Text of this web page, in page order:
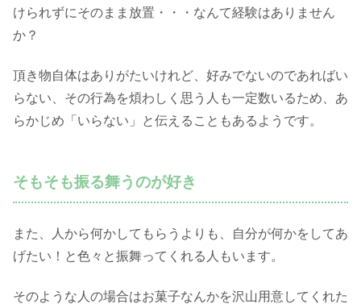
けられずにそのまま放置・・・なんて経験はありません
か？
頂き物自体はありがたいけれど、好みでないのであればい
らない、その行為を煩わしく思う人も一定数いるため、あ
らかじめ「いらない」と伝えることもあるようです。
そもそも振る舞うのが好き
また、人から何かしてもらうよりも、自分が何かをしてあ
げたい！と色々と振舞ってくれる人もいます。
そのような人の場合はお菓子なんかを沢山用意してくれた